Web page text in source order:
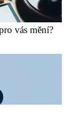
vás mění?